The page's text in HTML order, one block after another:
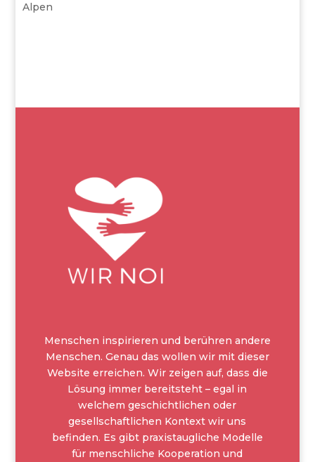
Alpen
Menschen inspirieren und berühren andere
Menschen. Genau das wollen wir mit dieser
Website erreichen. Wir zeigen auf, dass die
Lösung immer bereitsteht – egal in
welchem geschichtlichen oder
gesellschaftlichen Kontext wir uns
befinden. Es gibt praxistaugliche Modelle
für menschliche Kooperation und